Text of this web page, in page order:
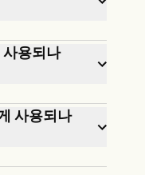
료 전문가
사람들이
합니다.
사용되나
으로 심장
평가 및 심
른 심장
우에도 검사
사용되나
치 차트를